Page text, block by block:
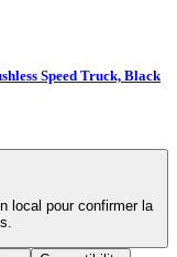
Speed Truck, Black
local pour confirmer la